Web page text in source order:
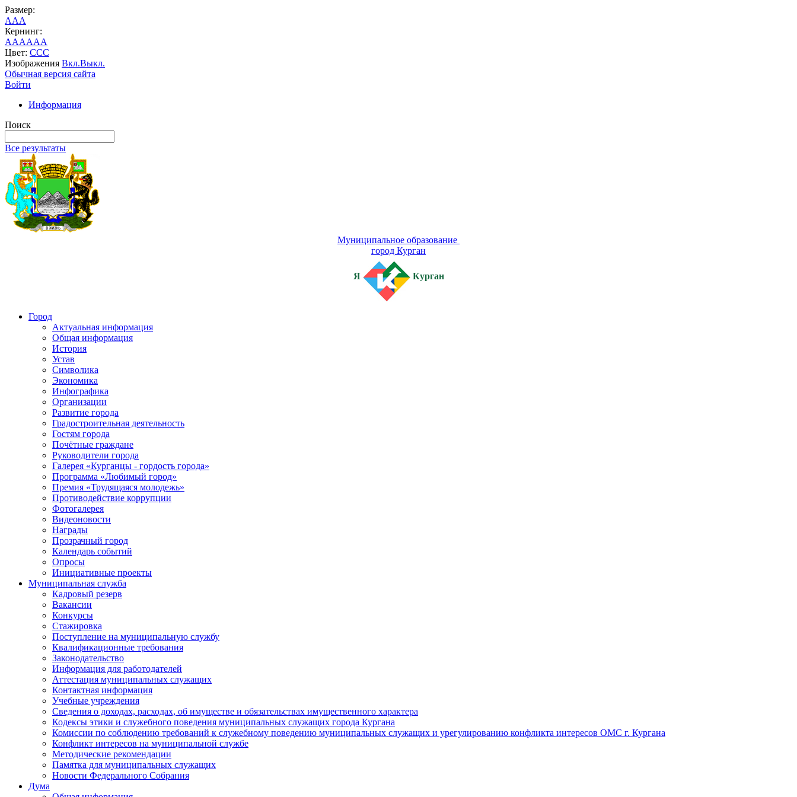
Размер:
AAA
Кернинг:
AAAAAA
Цвет: CCC
Изображения Вкл.Выкл.
Обычная версия сайта
Войти
Информация
Поиск
Все результаты
Муниципальное образование
город Курган
Я Курган
Город
Актуальная информация
Общая информация
История
Устав
Символика
Экономика
Инфографика
Организации
Развитие города
Градостроительная деятельность
Гостям города
Почётные граждане
Руководители города
Галерея «Курганцы - гордость города»
Программа «Любимый город»
Премия «Трудящаяся молодежь»
Противодействие коррупции
Фотогалерея
Видеоновости
Награды
Прозрачный город
Календарь событий
Опросы
Инициативные проекты
Муниципальная служба
Кадровый резерв
Вакансии
Конкурсы
Стажировка
Поступление на муниципальную службу
Квалификационные требования
Законодательство
Информация для работодателей
Аттестация муниципальных служащих
Контактная информация
Учебные учреждения
Сведения о доходах, расходах, об имуществе и обязательствах имущественного характера
Кодексы этики и служебного поведения муниципальных служащих города Кургана
Комиссии по соблюдению требований к служебному поведению муниципальных служащих и урегулированию конфликта интересов ОМС г. Кургана
Конфликт интересов на муниципальной службе
Методические рекомендации
Памятка для муниципальных служащих
Новости Федерального Cобрания
Дума